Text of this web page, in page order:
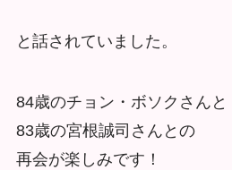
と話されていました。
84歳のチョン・ボソクさんと
83歳の宮根誠司さんとの
再会が楽しみです！